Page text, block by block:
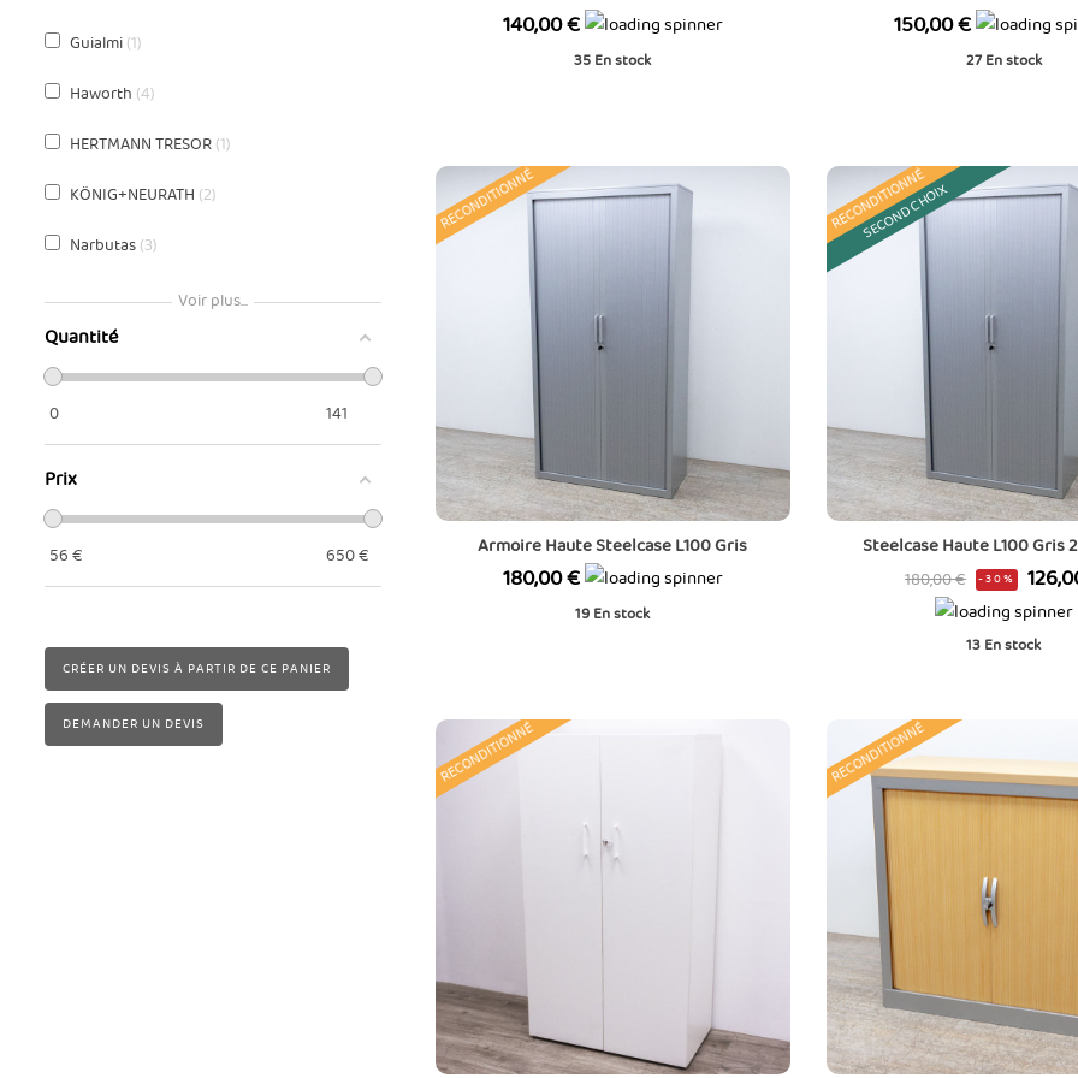
Guialmi 1
Haworth 4
HERTMANN TRESOR 1
KÖNIG+NEURATH 2
Narbutas 3
Steelcase 5 Voir plus...
Quantité
0 141
Prix
56€ 650€
CRÉER UN DEVIS À PARTIR DE CE PANIER
DEMANDER UN DEVIS
Prix
140,00 €
35 En stock
Prix
150,00 €
27En stock
RECONDITIONNÉ
Armoire Haute Steelcase L100 Gris
Prix
180,00 €
19 En stock
RECONDITIONNÉ
SECOND CHOIX
Steelcase Haute L100 Gris
Prix
180,00 € -30% Prix
13 En stock
RECONDITIONNÉ RECONDITIONNÉ